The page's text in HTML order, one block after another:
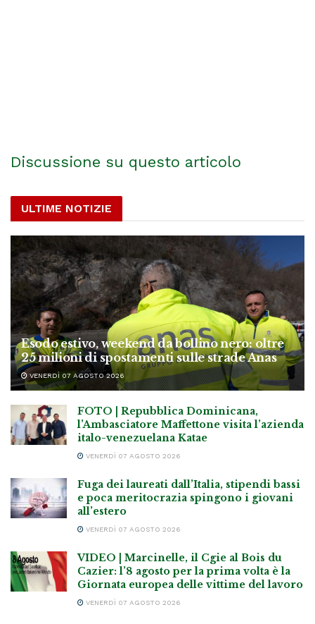
Discussione su questo articolo
ULTIME NOTIZIE
Esodo estivo, weekend da bollino nero: oltre
25 milioni di spostamenti sulle strade Anas
VENERDÌ 07 AGOSTO 2026
FOTO | Repubblica Dominicana,
l’Ambasciatore Maffettone visita l’azienda
italo-venezuelana Katae
VENERDÌ 07 AGOSTO 2026
Fuga dei laureati dall’Italia, stipendi bassi
e poca meritocrazia spingono i giovani
all’estero
VENERDÌ 07 AGOSTO 2026
VIDEO | Marcinelle, il Cgie al Bois du
Cazier: l’8 agosto per la prima volta è la
Giornata europea delle vittime del lavoro
VENERDÌ 07 AGOSTO 2026